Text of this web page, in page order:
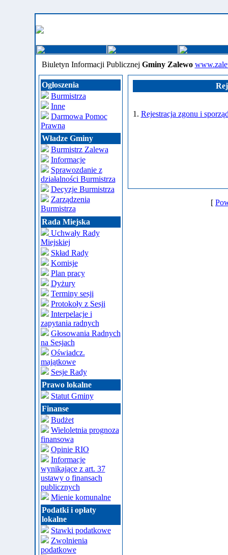
Biuletyn Informacji Publicznej Gminy Zalewo
Ogłoszenia
Burmistrza
Inne
Darmowa Pomoc
Prawna
Władze Gminy
Burmistrz Zalewa
Informacje
Sprawozdanie z
działalności Burmistrza
Decyzje Burmistrza
Zarządzenia
Burmistrza
Rada Miejska
Uchwały Rady
Miejskiej
Skład Rady
Komisje
Plan pracy
Dyżury
Terminy sesji
Protokoły z Sesji
Interpelacje i
zapytania radnych
Głosowania Radnych
na Sesjach
Oświadcz.
majątkowe
Sesje Rady
Prawo lokalne
Statut Gminy
Finanse
Budżet
Wieloletnia prognoza
finansowa
Opinie RIO
Informacje
wynikające z art. 37
ustawy o finansach
publicznych
Mienie komunalne
Podatki i opłaty
lokalne
Stawki podatkowe
Zwolnienia
podatkowe
1. Rejestracja zgonu i
[